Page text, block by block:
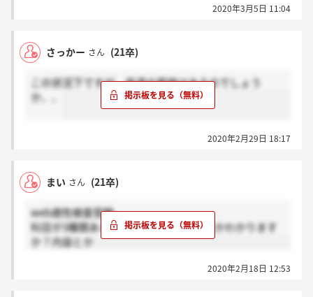
2020年3月5日 11:04
さっかー さん (21卒)
この状況下ですが、来週の面接はあるのでしょう
か、、
2020年2月29日 18:17
まい さん (21卒)
web適性検査受験
科目が3種類あるのですが、どんな感じかわかります
か？内容とか
2020年2月18日 12:53